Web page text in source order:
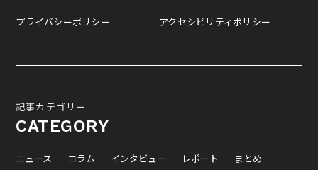
プライバシーポリシー アクセシビリティポリシー
記事カテゴリー
CATEGORY
ニュース コラム インタビュー レポート
まとめ